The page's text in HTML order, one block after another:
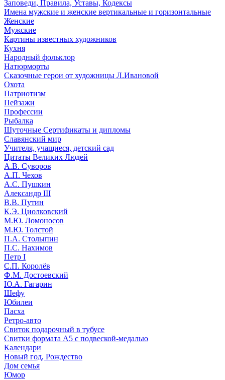
Заповеди, Правила, Уставы, Кодексы
Имена мужские и женские вертикальные и горизонтальные
Женские
Мужские
Картины известных художников
Кухня
Народный фольклор
Натюрморты
Сказочные герои от художницы Л.Ивановой
Охота
Патриотизм
Пейзажи
Профессии
Рыбалка
Шуточные Сертификаты и дипломы
Славянский мир
Учителя, учащиеся, детский сад
Цитаты Великих Людей
А.В. Суворов
А.П. Чехов
А.С. Пушкин
Александр III
В.В. Путин
К.Э. Циолковский
М.Ю. Ломоносов
М.Ю. Толстой
П.А. Столыпин
П.С. Нахимов
Петр I
С.П. Королёв
Ф.М. Достоевский
Ю.А. Гагарин
Шефу
Юбилеи
Пасха
Ретро-авто
Свиток подарочный в тубусе
Свитки формата А5 с подвеской-медалью
Календари
Новый год, Рождество
Дом семья
Юмор